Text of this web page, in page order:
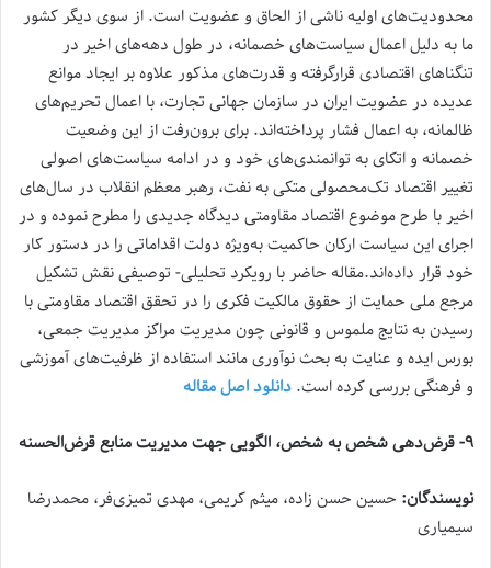
محدودیت‌های اولیه ناشی از الحاق و عضویت است. از سوی دیگر کشور
ما به دلیل اعمال سیاست‌های خصمانه، در طول دهه‌های اخیر در
تنگناهای اقتصادی قرارگرفته و قدرت‌های مذکور علاوه بر ایجاد موانع
عدیده در عضویت ایران در سازمان جهانی تجارت، با اعمال تحریم‌های
ظالمانه، به اعمال فشار پرداخته‌اند. برای برون‌رفت از این وضعیت
خصمانه و اتکای به توانمندی‌های خود و در ادامه سیاست‌‌های اصولی
تغییر اقتصاد تک‌محصولی متکی به نفت، رهبر معظم انقلاب در سال‌های
اخیر با طرح موضوع اقتصاد مقاومتی دیدگاه جدیدی را مطرح نموده و در
اجرای این سیاست ارکان حاکمیت به‌ویژه دولت اقداماتی را در دستور کار
خود قرار داده‌اند.مقاله حاضر با رویکرد تحلیلی- توصیفی نقش تشکیل
مرجع ملی حمایت از حقوق مالکیت فکری را در تحقق اقتصاد مقاومتی با
رسیدن به نتایج ملموس و قانونی چون مدیریت مراکز مدیریت جمعی،
بورس ایده و عنایت به بحث نوآوری مانند استفاده از ظرفیت‌های آموزشی
و فرهنگی بررسی کرده است. دانلود اصل مقاله
۹- قرض‌دهی شخص به شخص، الگویی جهت مدیریت منابع قرض‌الحسنه
نویسندگان: حسین حسن زاده، میثم کریمی، مهدی تمیزی‌فر، محمدرضا
سیمیاری